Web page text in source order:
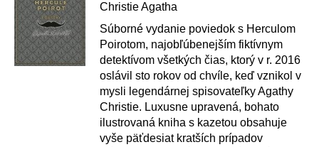
Christie Agatha
Súborné vydanie poviedok s Herculom
Poirotom, najobľúbenejším fiktívnym
detektívom všetkých čias, ktorý v r. 2016
oslávil sto rokov od chvíle, keď vznikol v
mysli legendárnej spisovateľky Agathy
Christie. Luxusne upravená, bohato
ilustrovaná kniha s kazetou obsahuje
vyše päťdesiat kratších prípadov